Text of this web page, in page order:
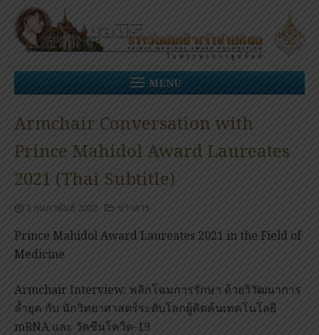
Skip
content
MENU
Armchair Conversation with
Prince Mahidol Award Laureates
2021 (Thai Subtitle)
1 กุมภาพันธ์ 2022 ข่าวสาร
Prince Mahidol Award Laureates 2021 in the Field of
Medicine
Armchair Interview: พลิกโฉมการรักษา ด้วยวิวัฒนาการ
ล้ำยุค กับ นักวิทยาศาสตร์ระดับโลกผู้คิดค้นเทคโนโลยี
mRNA และ วัคซีนโควิด-19